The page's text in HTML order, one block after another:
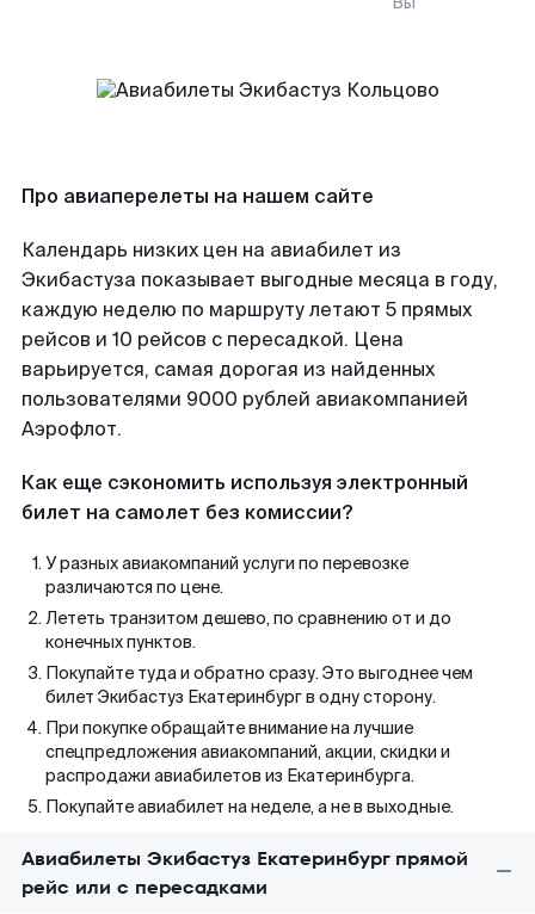
Про авиаперелеты на нашем сайте
Календарь низких цен на авиабилет из
Экибастуза показывает выгодные месяца в году,
каждую неделю по маршруту летают 5 прямых
рейсов и 10 рейсов с пересадкой. Цена
варьируется, самая дорогая из найденных
пользователями 9000 рублей авиакомпанией
Аэрофлот.
Как еще сэкономить используя электронный
билет на самолет без комиссии?
У разных авиакомпаний услуги по перевозке
различаются по цене.
Лететь транзитом дешево, по сравнению от и до
конечных пунктов.
Покупайте туда и обратно сразу. Это выгоднее чем
билет Экибастуз Екатеринбург в одну сторону.
При покупке обращайте внимание на лучшие
спецпредложения авиакомпаний, акции, скидки и
распродажи авиабилетов из Екатеринбурга.
Покупайте авиабилет на неделе, а не в выходные.
Авиабилеты Экибастуз Екатеринбург прямой
рейс или с пересадками